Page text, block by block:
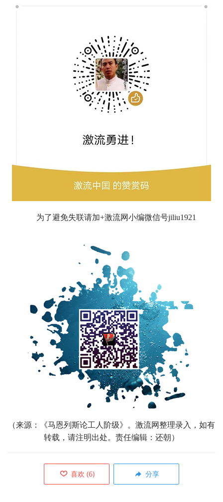
为了避免失联请加+激流网小编微信号jiliu1921
（来源：《马恩列斯论工人阶级》。激流网整理录入，如有
转载，请注明出处。责任编辑：还朝）
喜欢 (6) 分享